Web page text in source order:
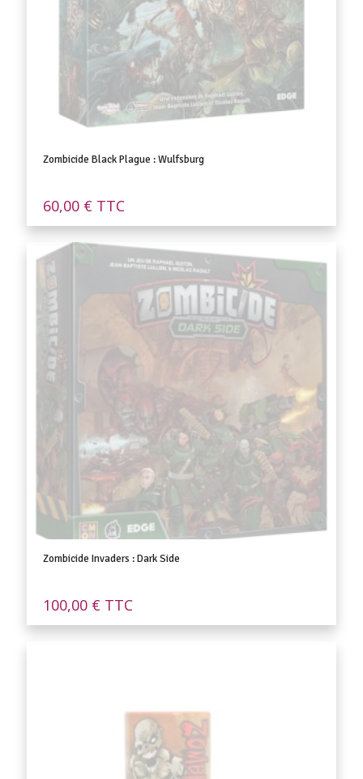
Zombicide Black Plague : Wulfsburg
60,00 € TTC
Zombicide Invaders : Dark Side
100,00 € TTC